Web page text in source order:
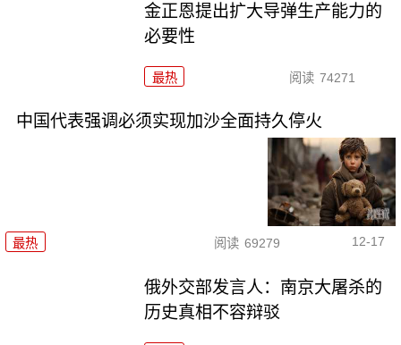
金正恩提出扩大导弹生产能力的
必要性
最热 阅读 74271
中国代表强调必须实现加沙全面持久停火
最热 阅读 69279 12-17
俄外交部发言人：南京大屠杀的
历史真相不容辩驳